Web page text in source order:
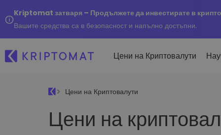
Kriptomat затваря – Продължете да инвестирате в
Вашите средства са в безопасност и напълно достъпни.
Цени на Криптовалути
Всички цени
Над 300+ криптовалути
Купуване и
криптовалута
Цени на Криптовалути
Цени на